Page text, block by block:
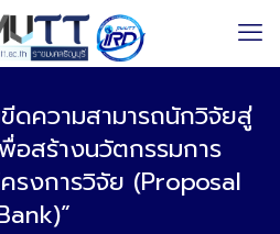
ดความสามารถนักวิจัยสู่
อสร้างนวัตกรรมการ
รงการวิจัย (Proposal